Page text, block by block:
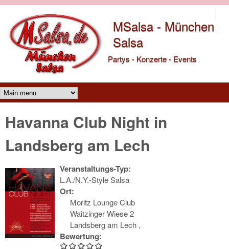
MSalsa - München
Salsa
Partys - Konzerte - Events
Main menu
Havanna Club Night in
Landsberg am Lech
Veranstaltungs-Typ:
L.A./N.Y.-Style Salsa
Ort:
Moritz Lounge Club
Waitzinger Wiese 2
Landsberg am Lech ,
Bewertung: